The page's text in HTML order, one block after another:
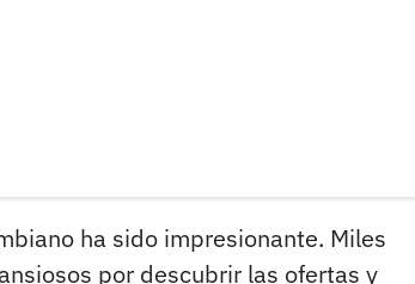
ha sido impresionante. Miles
por descubrir las ofertas y